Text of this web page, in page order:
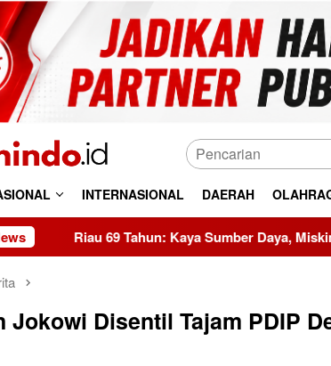
INTERNASIONAL DAERAH
Kaya Sumber Daya, Miskin Tata Kelola?
Jokowi Disentil Tajam PDIP